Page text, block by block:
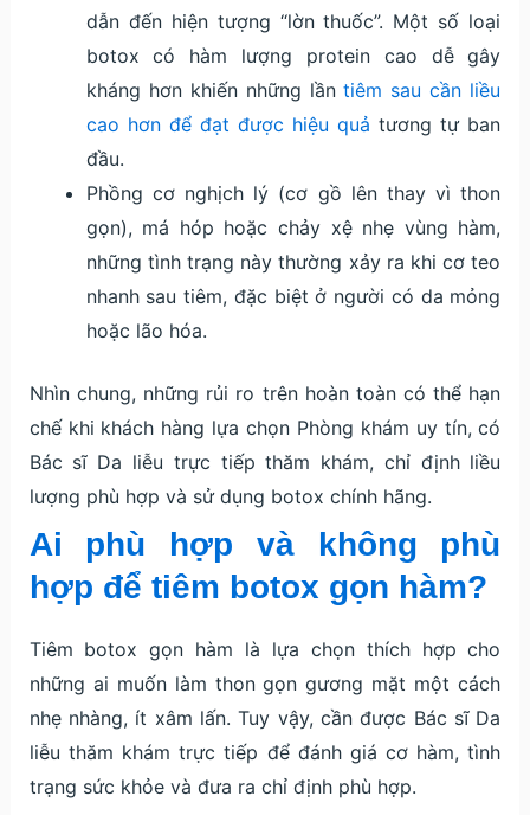
dẫn đến hiện tượng “lờn thuốc”. Một số loại
botox có hàm lượng protein cao dễ gây
kháng hơn khiến những lầntiêm sau cần liều
cao hơn để đạt được hiệu quả tương tự ban
đầu.
Phồng cơ nghịch lý (cơ gồ lên thay vì thon
gọn), má hóp hoặc chảy xệ nhẹ vùng hàm,
những tình trạng này thường xảy ra khi cơ teo
nhanh sau tiêm, đặc biệt ở người có da mỏng
hoặc lão hóa.
Nhìn chung, những rủi ro trên hoàn toàn có thể hạn
chế khi khách hàng lựa chọn Phòng khám uy tín, có
Bác sĩ Da liễu trực tiếp thăm khám, chỉ định liều
lượng phù hợp và sử dụng botox chính hãng.
Ai phù hợp và không phù
hợp để tiêm botox gọn hàm?
Tiêm botox gọn hàm là lựa chọn thích hợp cho
những ai muốn làm thon gọn gương mặt một cách
nhẹ nhàng, ít xâm lấn. Tuy vậy, cần được Bác sĩ Da
liễu thăm khám trực tiếp để đánh giá cơ hàm, tình
trạng sức khỏe và đưa ra chỉ định phù hợp.